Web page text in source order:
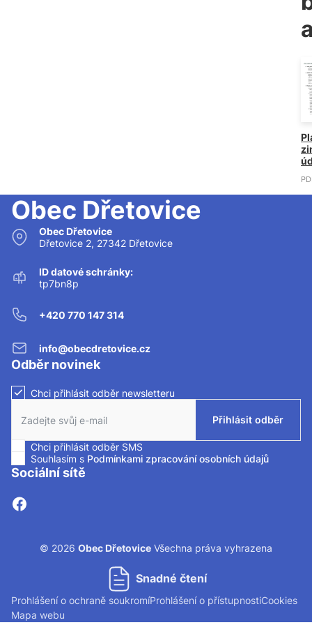
Obec Dřetovice
Obec Dřetovice
Dřetovice 2, 27342 Dřetovice
ID datové schránky:
tp7bn8p
+420 770 147 314
info@obecdretovice.cz
Odběr novinek
Chci přihlásit odběr newsletteru
Přihlásit odběr
Chci přihlásit odběr SMS
Zaškrtnutím políčka souhlasíte se zasíláním SMS.
Souhlasím s Podmínkami zpracování osobních údajů
Sociální sítě
© 2026 Obec Dřetovice Všechna práva vyhrazena
Snadné čtení
Prohlášení o ochraně soukromíProhlášení o přístupnostiCookies
Mapa webu